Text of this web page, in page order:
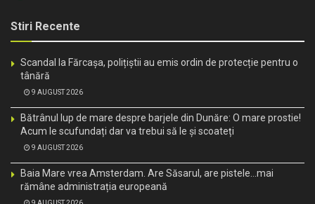
Stiri Recente
Scandal la Fărcașa, polițiștii au emis ordin de protecție pentru o
tânără
9 AUGUST 2026
Bătrânul lup de mare despre barjele din Dunăre: O mare prostie!
Acum le scufundați dar va trebui să le și scoateți
9 AUGUST 2026
Baia Mare vrea Amsterdam. Are Săsarul, are pistele…mai
rămâne administrația europeană